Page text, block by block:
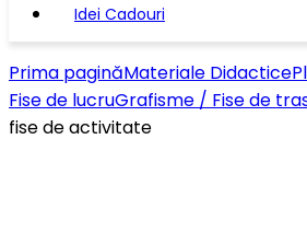
Idei Cadouri
Prima paginăMateriale Didactice
Fise de lucruGrafisme / Fise de
fise de activitate